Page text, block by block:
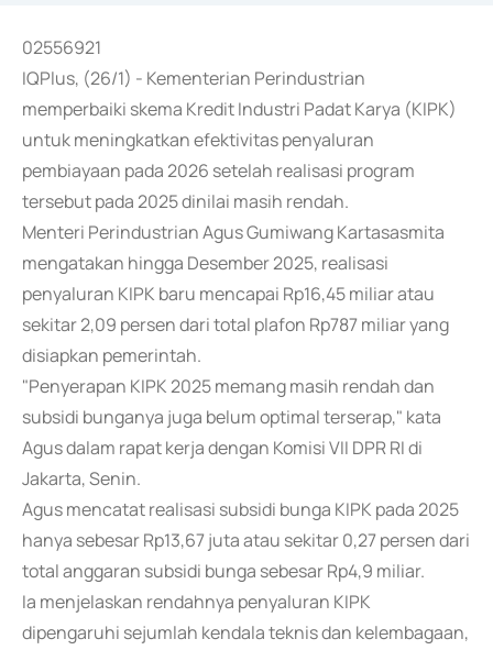
02556921
IQPlus, (26/1) - Kementerian Perindustrian
memperbaiki skema Kredit Industri Padat Karya (KIPK)
untuk meningkatkan efektivitas penyaluran
pembiayaan pada 2026 setelah realisasi program
tersebut pada 2025 dinilai masih rendah.
Menteri Perindustrian Agus Gumiwang Kartasasmita
mengatakan hingga Desember 2025, realisasi
penyaluran KIPK baru mencapai Rp16,45 miliar atau
sekitar 2,09 persen dari total plafon Rp787 miliar yang
disiapkan pemerintah.
"Penyerapan KIPK 2025 memang masih rendah dan
subsidi bunganya juga belum optimal terserap," kata
Agus dalam rapat kerja dengan Komisi VII DPR RI di
Jakarta, Senin.
Agus mencatat realisasi subsidi bunga KIPK pada 2025
hanya sebesar Rp13,67 juta atau sekitar 0,27 persen dari
total anggaran subsidi bunga sebesar Rp4,9 miliar.
Ia menjelaskan rendahnya penyaluran KIPK
dipengaruhi sejumlah kendala teknis dan kelembagaan,